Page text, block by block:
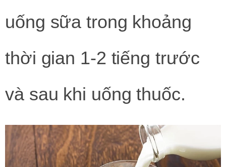
uống sữa trong khoảng
thời gian 1-2 tiếng trước
và sau khi uống thuốc.